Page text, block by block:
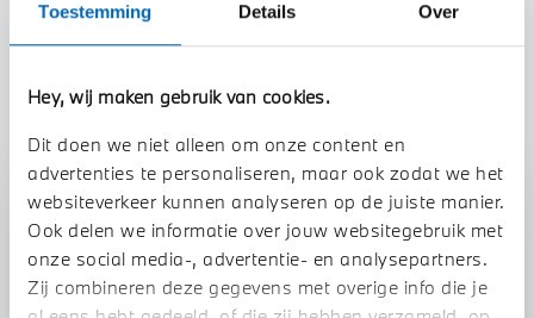
Toestemming Details Over
Hey, wij maken gebruik van cookies.
Dit doen we niet alleen om onze content en
advertenties te personaliseren, maar ook zodat we het
websiteverkeer kunnen analyseren op de juiste manier.
Ook delen we informatie over jouw websitegebruik met
onze social media-, advertentie- en analysepartners.
Zij combineren deze gegevens met overige info die je
Stap 1 van 3
Uw auto inruilen?